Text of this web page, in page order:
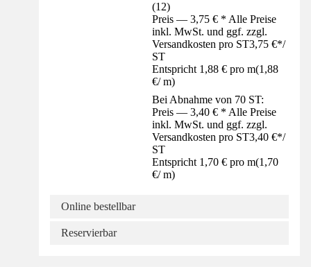
(12)
Preis — 3,75 € * Alle Preise
inkl. MwSt. und ggf. zzgl.
Versandkosten pro ST3,75 €*/
ST
Entspricht 1,88 € pro m(1,88
€/ m)
Bei Abnahme von 70 ST:
Preis — 3,40 € * Alle Preise
inkl. MwSt. und ggf. zzgl.
Versandkosten pro ST3,40 €*/
ST
Entspricht 1,70 € pro m(1,70
€/ m)
Online bestellbar
Reservierbar